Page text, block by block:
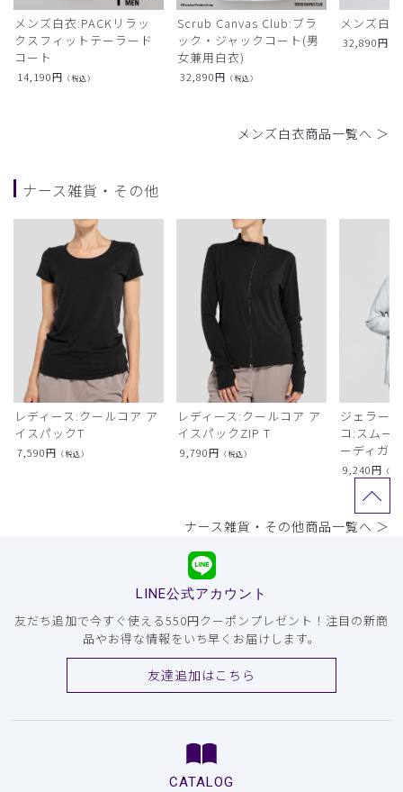
メンズ白衣:PACKリラッ
クスフィットテーラード
コート
14,190円 （税込）
Scrub Canvas Club:ブラ
ック・ジャックコート(男
女兼用白衣)
32,890円 （税込）
メンズ白
32,890円
メンズ白衣商品一覧へ ＞
ナース雑貨・その他
レディース:クールコア ア
イスパックT
7,590円 （税込）
レディース:クールコア ア
イスパックZIP T
9,790円 （税込）
ジェラー
コ:スムー
ーディガン
9,240円 （税
ナース雑貨・その他商品一覧へ ＞
LINE公式アカウント
友だち追加で今すぐ使える550円クーポンプレゼント！注目の新商
品やお得な情報をいち早くお届けします。
友達追加はこちら
CATALOG